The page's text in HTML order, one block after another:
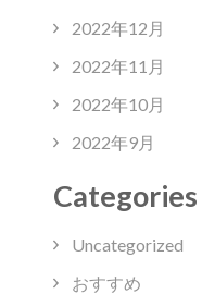
2022年12月
2022年11月
2022年10月
2022年9月
Categories
Uncategorized
おすすめ